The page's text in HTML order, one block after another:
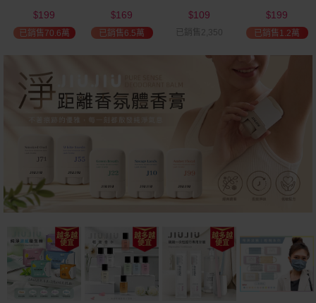
選 全新包裝
$199
已銷售70.6萬
$169
已銷售6.5萬
(600ml)
$109
已銷售2,350
$199
已銷售1.2萬